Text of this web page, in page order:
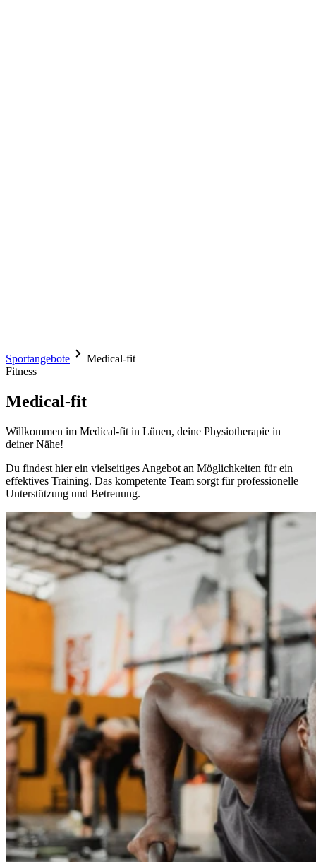
Sportangebote
Medical-fit
Fitness
Medical-fit
Willkommen im Medical-fit in Lünen, deine Physiotherapie in
deiner Nähe!
Du findest hier ein vielseitiges Angebot an Möglichkeiten für ein
effektives Training. Das kompetente Team sorgt für professionelle
Unterstützung und Betreuung.